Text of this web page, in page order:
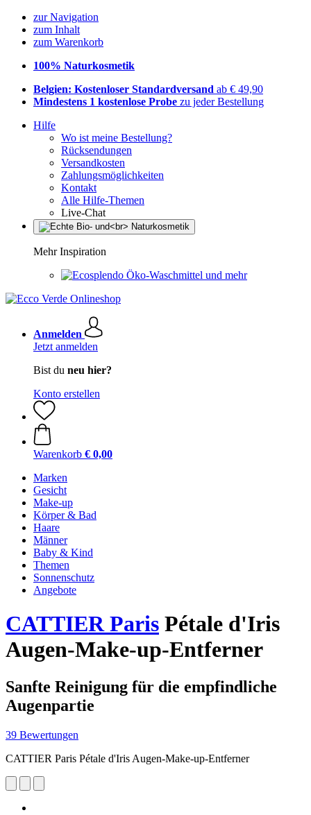
zur Navigation
zum Inhalt
zum Warenkorb
100% Naturkosmetik
Belgien: Kostenloser Standardversand ab € 49,90
Mindestens 1 kostenlose Probe zu jeder Bestellung
Hilfe
Wo ist meine Bestellung?
Rücksendungen
Versandkosten
Zahlungsmöglichkeiten
Kontakt
Alle Hilfe-Themen
Live-Chat
Mehr Inspiration
Öko-Waschmittel und mehr
Anmelden
Jetzt anmelden
Bist du neu hier?
Konto erstellen
Warenkorb € 0,00
Marken
Gesicht
Make-up
Körper & Bad
Haare
Männer
Baby & Kind
Themen
Sonnenschutz
Angebote
CATTIER Paris Pétale d'Iris
Augen-Make-up-Entferner
Sanfte Reinigung für die empfindliche
Augenpartie
39 Bewertungen
CATTIER Paris Pétale d'Iris Augen-Make-up-Entferner